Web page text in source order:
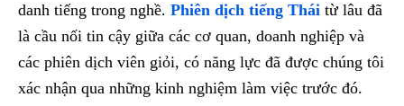
danh tiếng trong nghề. Phiên dịch tiếng Thái từ lâu đã
là cầu nối tin cậy giữa các cơ quan, doanh nghiệp và
các phiên dịch viên giỏi, có năng lực đã được chúng tôi
xác nhận qua những kinh nghiệm làm việc trước đó.